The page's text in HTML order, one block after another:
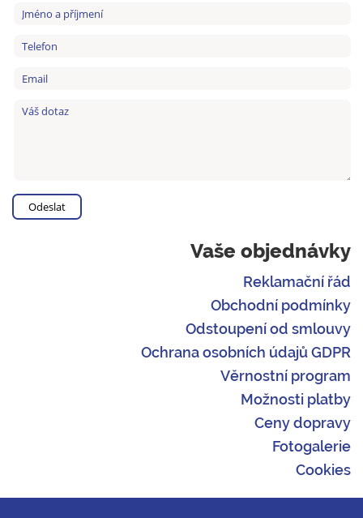
Vaše objednávky
Reklamační řád
Obchodní podmínky
Odstoupení od smlouvy
Ochrana osobních údajů GDPR
Věrnostní program
Možnosti platby
Ceny dopravy
Fotogalerie
Cookies